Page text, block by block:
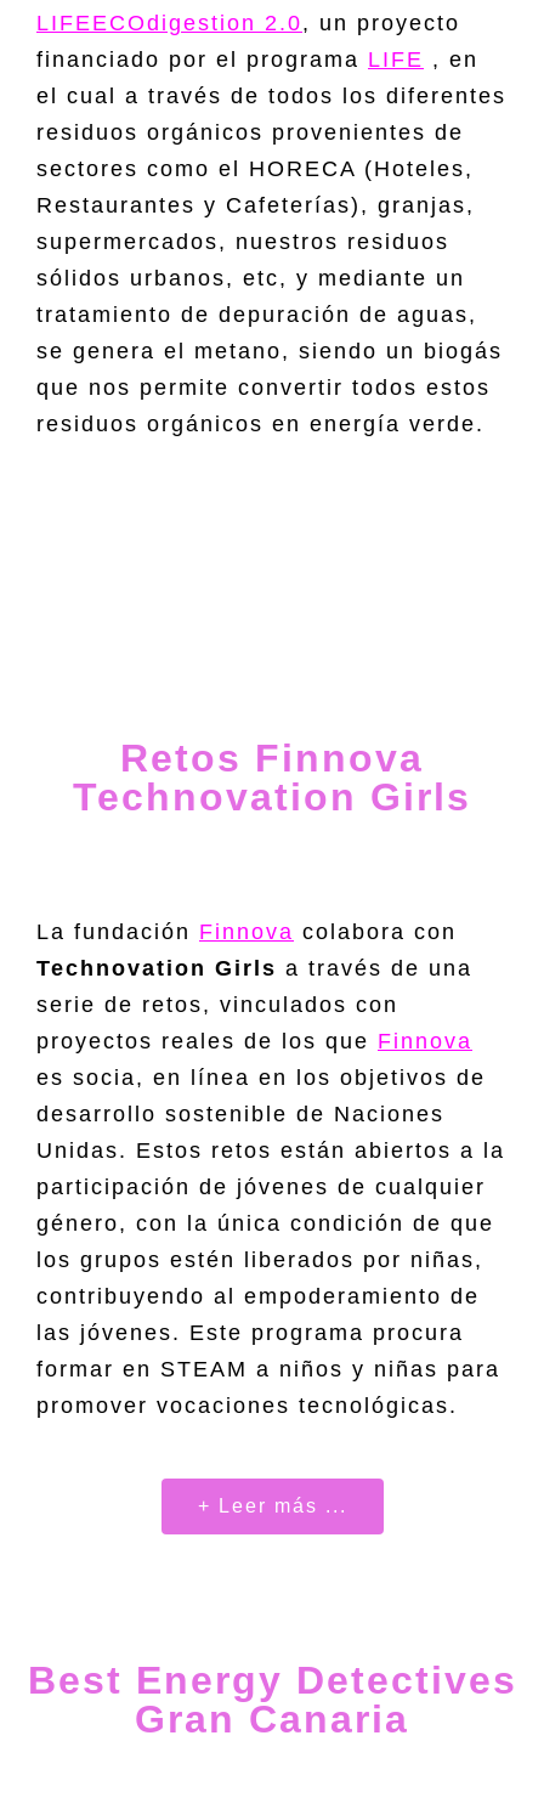
LIFEECOdigestion 2.0, un proyecto
financiado por el programa LIFE , en
el cual a través de todos los diferentes
residuos orgánicos provenientes de
sectores como el HORECA (Hoteles,
Restaurantes y Cafeterías), granjas,
supermercados, nuestros residuos
sólidos urbanos, etc, y mediante un
tratamiento de depuración de aguas,
se genera el metano, siendo un biogás
que nos permite convertir todos estos
residuos orgánicos en energía verde.
Retos Finnova
Technovation Girls
La fundación Finnova colabora con
Technovation Girls a través de una
serie de retos, vinculados con
proyectos reales de los que Finnova
es socia, en línea en los objetivos de
desarrollo sostenible de Naciones
Unidas. Estos retos están abiertos a la
participación de jóvenes de cualquier
género, con la única condición de que
los grupos estén liberados por niñas,
contribuyendo al empoderamiento de
las jóvenes. Este programa procura
formar en STEAM a niños y niñas para
promover vocaciones tecnológicas.
+ Leer más ...
Best Energy Detectives
Gran Canaria